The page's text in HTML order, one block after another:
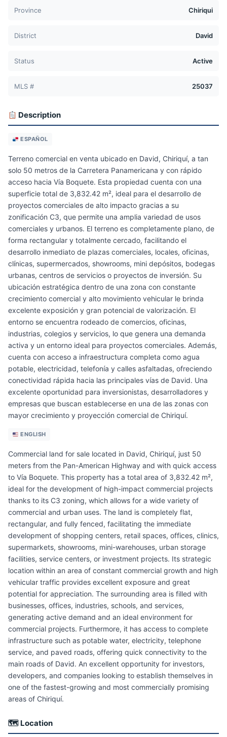
Province Chiriqui
District David
Status Active
MLS # 25037
Description
ESPAÑOL
Terreno comercial en venta ubicado en David, Chiriquí, a tan
solo 50 metros de la Carretera Panamericana y con rápido
acceso hacia Vía Boquete. Esta propiedad cuenta con una
superficie total de 3,832.42 m², ideal para el desarrollo de
proyectos comerciales de alto impacto gracias a su
zonificación C3, que permite una amplia variedad de usos
comerciales y urbanos. El terreno es completamente plano, de
forma rectangular y totalmente cercado, facilitando el
desarrollo inmediato de plazas comerciales, locales, oficinas,
clínicas, supermercados, showrooms, mini depósitos, bodegas
urbanas, centros de servicios o proyectos de inversión. Su
ubicación estratégica dentro de una zona con constante
crecimiento comercial y alto movimiento vehicular le brinda
excelente exposición y gran potencial de valorización. El
entorno se encuentra rodeado de comercios, oficinas,
industrias, colegios y servicios, lo que genera una demanda
activa y un entorno ideal para proyectos comerciales. Además,
cuenta con acceso a infraestructura completa como agua
potable, electricidad, telefonía y calles asfaltadas, ofreciendo
conectividad rápida hacia las principales vías de David. Una
excelente oportunidad para inversionistas, desarrolladores y
empresas que buscan establecerse en una de las zonas con
mayor crecimiento y proyección comercial de Chiriquí.
ENGLISH
Commercial land for sale located in David, Chiriquí, just 50
meters from the Pan-American Highway and with quick access
to Vía Boquete. This property has a total area of 3,832.42 m²,
ideal for the development of high-impact commercial projects
thanks to its C3 zoning, which allows for a wide variety of
commercial and urban uses. The land is completely flat,
rectangular, and fully fenced, facilitating the immediate
development of shopping centers, retail spaces, offices, clinics,
supermarkets, showrooms, mini-warehouses, urban storage
facilities, service centers, or investment projects. Its strategic
location within an area of constant commercial growth and high
vehicular traffic provides excellent exposure and great
potential for appreciation. The surrounding area is filled with
businesses, offices, industries, schools, and services,
generating active demand and an ideal environment for
commercial projects. Furthermore, it has access to complete
infrastructure such as potable water, electricity, telephone
service, and paved roads, offering quick connectivity to the
main roads of David. An excellent opportunity for investors,
developers, and companies looking to establish themselves in
one of the fastest-growing and most commercially promising
areas of Chiriquí.
🗺 Location